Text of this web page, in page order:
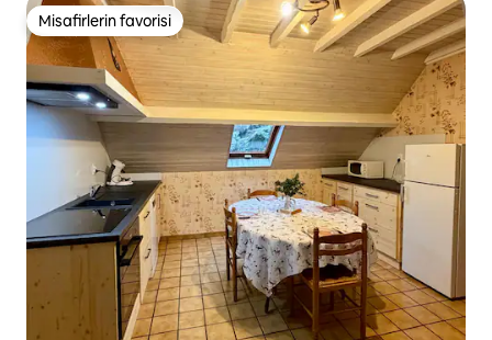
Misafirlerin favorisi
Misafirlerin favorisi